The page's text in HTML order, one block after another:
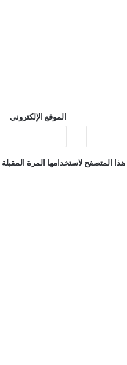
الموقع الإلكتروني
المتصفح لاستخدامها المرة